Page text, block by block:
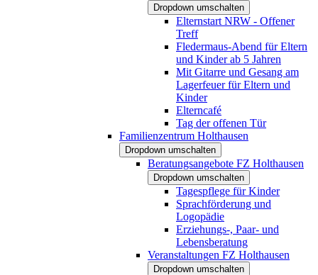
Dropdown umschalten
Elternstart NRW - Offener
Treff
Fledermaus-Abend für Eltern
und Kinder ab 5 Jahren
Mit Gitarre und Gesang am
Lagerfeuer für Eltern und
Kinder
Elterncafé
Tag der offenen Tür
Familienzentrum Holthausen
Dropdown umschalten
Beratungsangebote FZ Holthausen
Dropdown umschalten
Tagespflege für Kinder
Sprachförderung und
Logopädie
Erziehungs-, Paar- und
Lebensberatung
Veranstaltungen FZ Holthausen
Dropdown umschalten